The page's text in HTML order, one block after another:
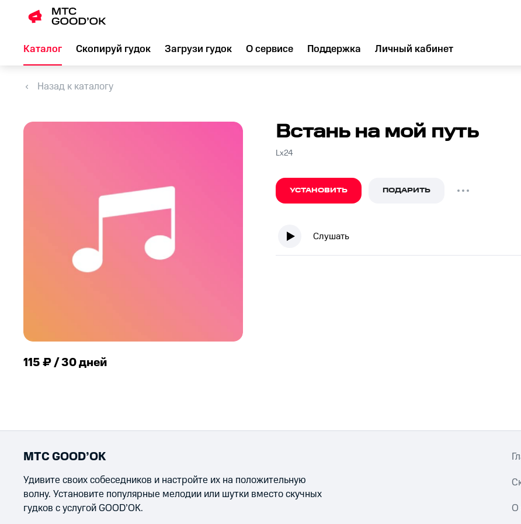
Каталог Скопируй гудок Загрузи гудок О сервисе Поддержка Личный кабинет
Назад к каталогу
115 ₽ / 30 дней
Встань на мой путь
Lx24
УСТАНОВИТЬ ПОДАРИТЬ
Слушать
МТС GOOD’OK
Удивите своих собеседников и настройте их на положительную
волну. Установите популярные мелодии или шутки вместо скучных
гудков с услугой GOOD’OK.
О